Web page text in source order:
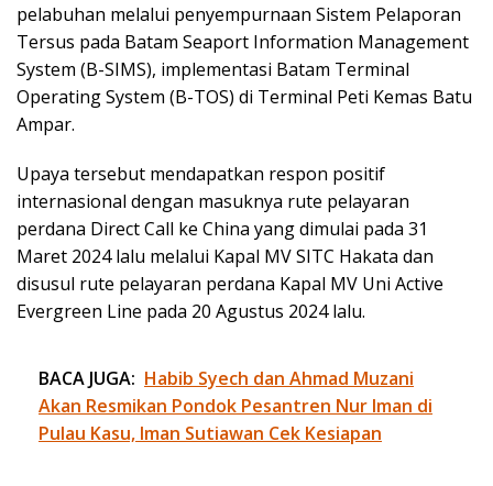
pelabuhan melalui penyempurnaan Sistem Pelaporan
Tersus pada Batam Seaport Information Management
System (B-SIMS), implementasi Batam Terminal
Operating System (B-TOS) di Terminal Peti Kemas Batu
Ampar.
Upaya tersebut mendapatkan respon positif
internasional dengan masuknya rute pelayaran
perdana Direct Call ke China yang dimulai pada 31
Maret 2024 lalu melalui Kapal MV SITC Hakata dan
disusul rute pelayaran perdana Kapal MV Uni Active
Evergreen Line pada 20 Agustus 2024 lalu.
BACA JUGA: Habib Syech dan Ahmad Muzani
Akan Resmikan Pondok Pesantren Nur Iman di
Pulau Kasu, Iman Sutiawan Cek Kesiapan